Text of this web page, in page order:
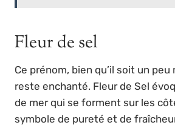
Fleur de sel
Ce prénom, bien qu’il soit un
reste enchanté. Fleur de Sel
de mer qui se forment sur les
symbole de pureté et de